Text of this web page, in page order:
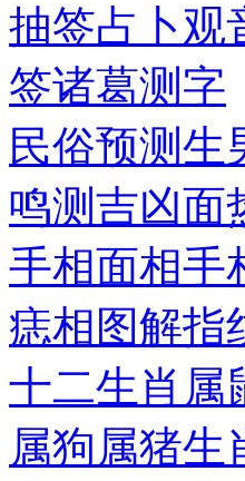
抽签占卜观
签诸葛测字
民俗预测 生
鸣测吉凶面
手相面相手
痣相图解指
十二生肖 属
属狗属猪生